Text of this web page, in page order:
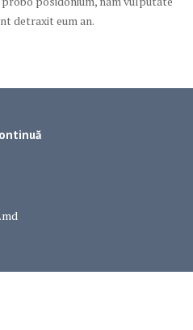
detraxit eum an.
Bălți